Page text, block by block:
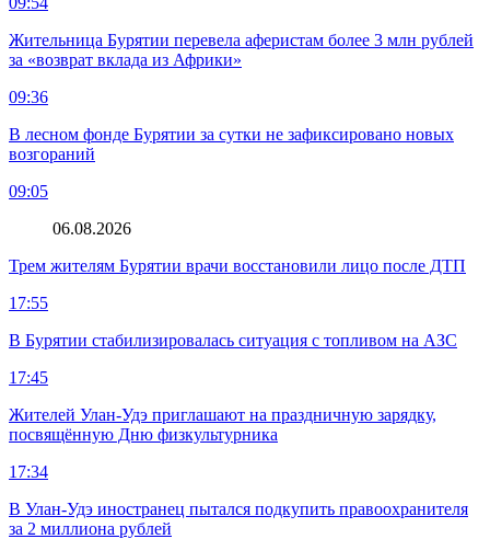
Жительница Бурятии перевела аферистам более 3 млн рублей
за «возврат вклада из Африки»
09:36
В лесном фонде Бурятии за сутки не зафиксировано новых
возгораний
09:05
06.08.2026
Трем жителям Бурятии врачи восстановили лицо после ДТП
17:55
В Бурятии стабилизировалась ситуация с топливом на АЗС
17:45
Жителей Улан-Удэ приглашают на праздничную зарядку,
посвящённую Дню физкультурника
17:34
В Улан-Удэ иностранец пытался подкупить правоохранителя
за 2 миллиона рублей